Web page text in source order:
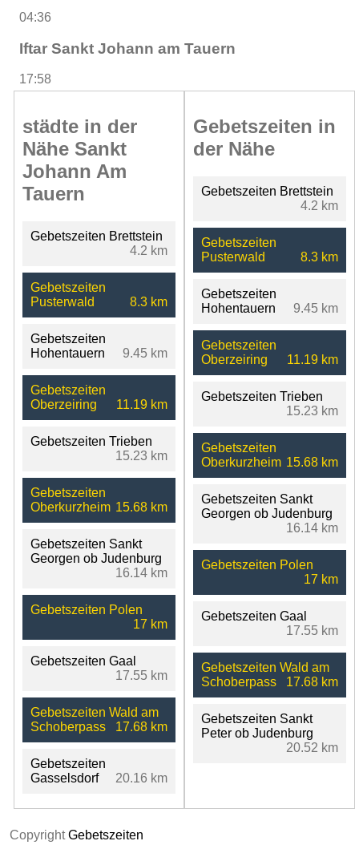
04:36
Iftar Sankt Johann am Tauern
17:58
städte in der
Nähe Sankt
Johann Am
Tauern
Gebetszeiten Brettstein
4.2 km
Gebetszeiten
Pusterwald
8.3 km
Gebetszeiten
Hohentauern
9.45 km
Gebetszeiten
Oberzeiring
11.19 km
Gebetszeiten Trieben
15.23 km
Gebetszeiten
Oberkurzheim 15.68 km
Gebetszeiten Sankt
Georgen ob Judenburg
16.14 km
Gebetszeiten Polen
17 km
Gebetszeiten Gaal
17.55 km
Gebetszeiten Wald am
Schoberpass
17.68 km
Gebetszeiten
Gasselsdorf
20.16 km
Gebetszeiten in
der Nähe
Gebetszeiten Brettstein
4.2 km
Gebetszeiten
Pusterwald
8.3 km
Gebetszeiten
Hohentauern
9.45 km
Gebetszeiten
Oberzeiring
11.19 km
Gebetszeiten Trieben
15.23 km
Gebetszeiten
Oberkurzheim 15.68 km
Gebetszeiten Sankt
Georgen ob Judenburg
16.14 km
Gebetszeiten Polen
17 km
Gebetszeiten Gaal
17.55 km
Gebetszeiten Wald am
Schoberpass
17.68 km
Gebetszeiten Sankt
Peter ob Judenburg
20.52 km
CopyrightGebetszeiten